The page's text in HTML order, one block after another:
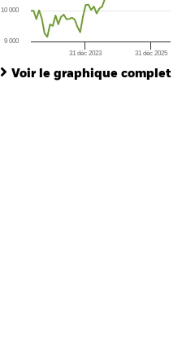
31 déc 2023 31 déc 2025
9 000
10 000
Voir le graphique complet